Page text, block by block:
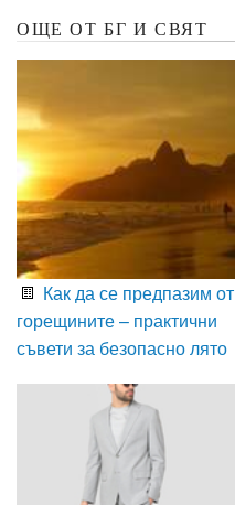
ОЩЕ ОТ БГ И СВЯТ
Как да се предпазим от
горещините – практични
съвети за безопасно лято